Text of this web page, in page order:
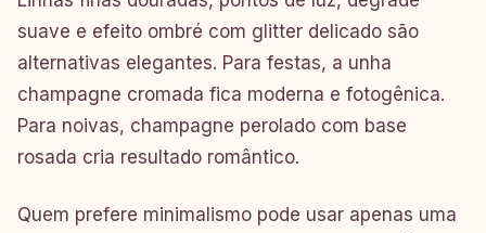
suave e efeito ombré com glitter delicado são
alternativas elegantes. Para festas, a unha
champagne cromada fica moderna e fotogênica.
Para noivas, champagne perolado com base
rosada cria resultado romântico.
Quem prefere minimalismo pode usar apenas uma